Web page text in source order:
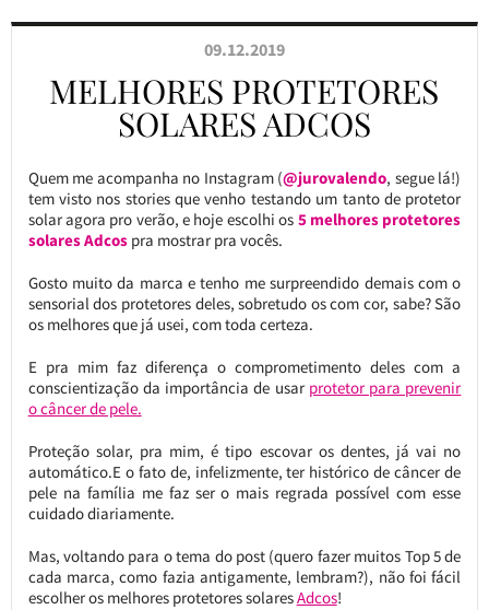
09.12.2019
MELHORES PROTETORES
SOLARES ADCOS
Quem me acompanha no Instagram (@jurovalendo, segue lá!)
tem visto nos stories que venho testando um tanto de protetor
solar agora pro verão, e hoje escolhi os 5 melhores protetores
solares Adcospra mostrar pra vocês.
Gosto muito da marca e tenho me surpreendido demais com o
sensorial dos protetores deles, sobretudo os com cor, sabe? São
os melhores que já usei, com toda certeza.
E pra mim faz diferença o comprometimento deles com a
conscientização da importância de usar protetor para prevenir
o câncer de pele.
Proteção solar, pra mim, é tipo escovar os dentes, já vai no
automático.E o fato de, infelizmente, ter histórico de câncer de
pele na família me faz ser o mais regrada possível com esse
cuidado diariamente.
Mas, voltando para o tema do post (quero fazer muitos Top 5 de
cada marca, como fazia antigamente, lembram?), não foi fácil
escolher os melhores protetores solaresAdcos!